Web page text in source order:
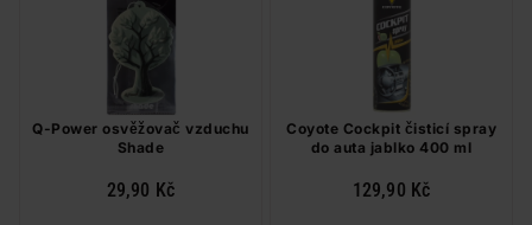
Q-Power osvěžovač vzduchu
Shade
29,90 Kč
Coyote Cockpit čisticí spray
do auta jablko 400 ml
129,90 Kč